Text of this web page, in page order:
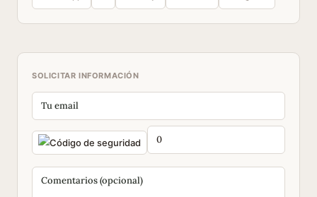
SOLICITAR INFORMACIÓN